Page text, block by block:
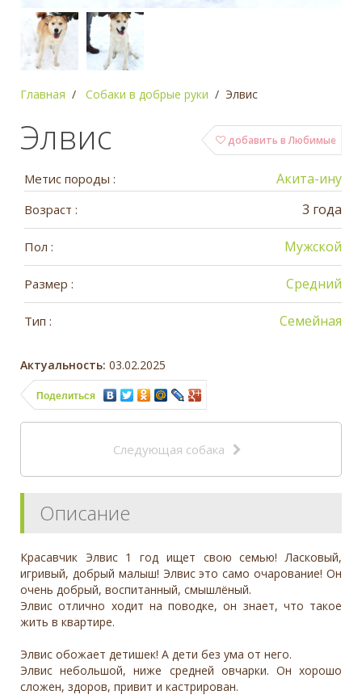
Главная Собаки в добрые руки Элвис
добавить в Любимые
Элвис
Метис породы : Акита-ину
Возраст : 3 года
Пол : Мужской
Размер : Средний
Тип : Семейная
Актуальность: 03.02.2025
Поделиться
Следующая собака
Описание
Красавчик Элвис 1 год ищет свою семью! Ласковый,
игривый, добрый малыш! Элвис это само очарование! Он
очень добрый, воспитанный, смышлёный.
Элвис отлично ходит на поводке, он знает, что такое
жить в квартире.
Элвис обожает детишек! А дети без ума от него.
Элвис небольшой, ниже средней овчарки. Он хорошо
сложен, здоров, привит и кастрирован.